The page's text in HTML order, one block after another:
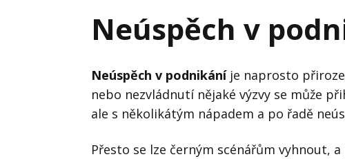
Interim management
Krizové řízení firmy
Management firmy
Projektové
Řízení firmy
Neúspěch v
Neúspěch v podnikáníje naprosto
nebo nezvládnutí nějaké výzvy se může
ale s několikátým nápadem a po řadě
Přesto se lze černým scénářům vyhnout,